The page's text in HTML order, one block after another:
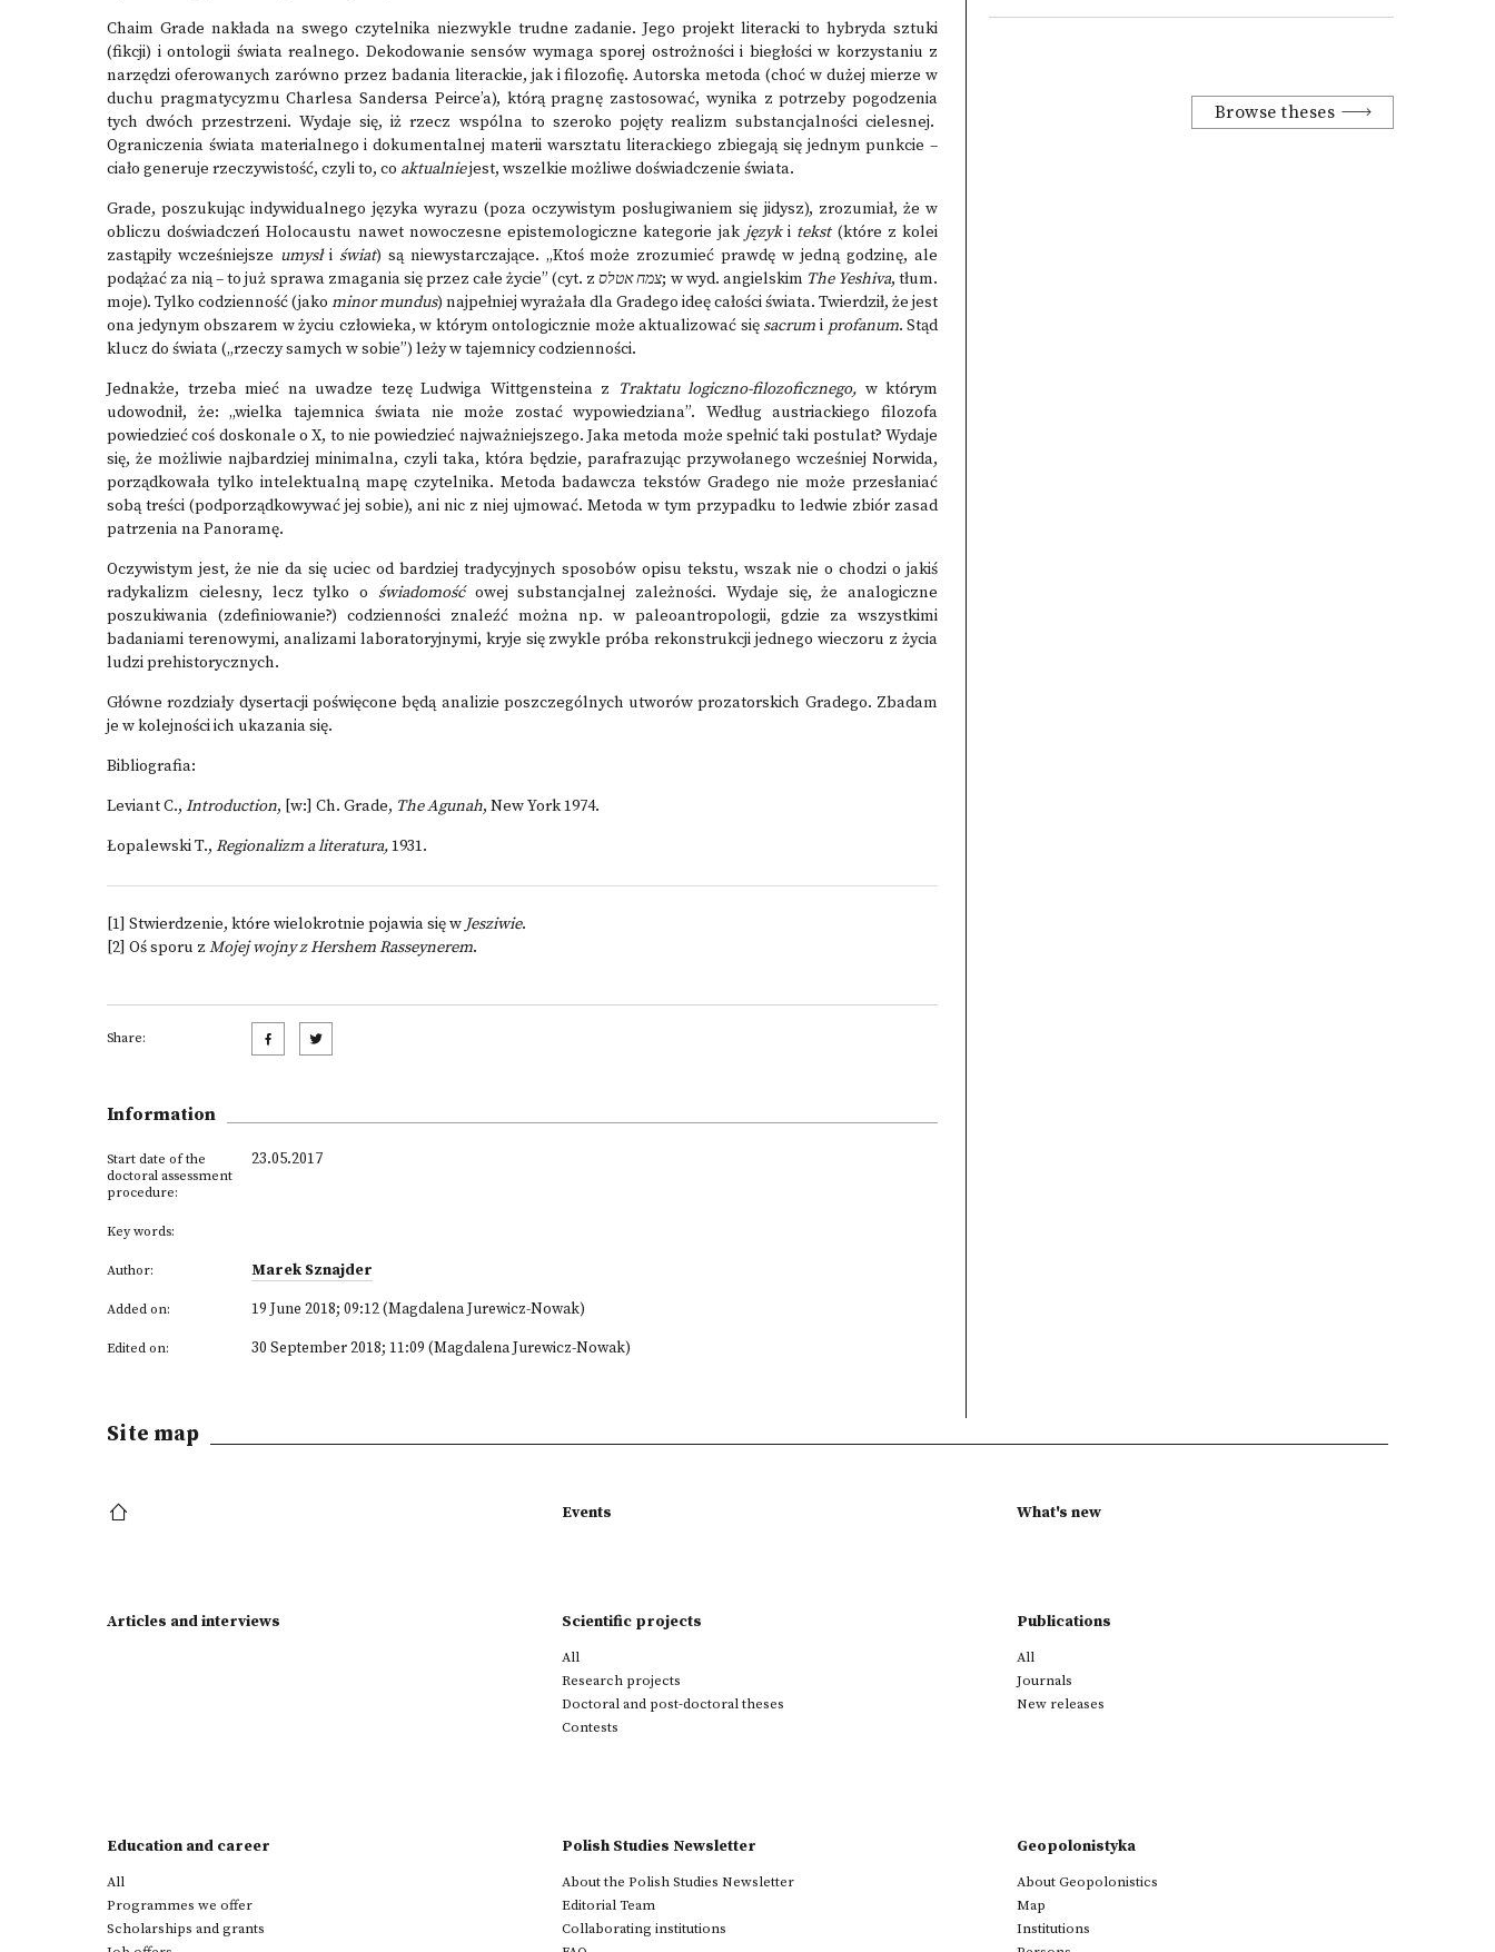
Chaim Grade nakłada na swego czytelnika niezwykle trudne zadanie. Jego projekt literacki to hybryda sztuki
(fikcji) i ontologii świata realnego. Dekodowanie sensów wymaga sporej ostrożności i biegłości w korzystaniu z
narzędzi oferowanych zarówno przez badania literackie, jak i filozofię. Autorska metoda (choć w dużej mierze w
duchu pragmatycyzmu Charlesa Sandersa Peirce’a), którą pragnę zastosować, wynika z potrzeby pogodzenia
tych dwóch przestrzeni. Wydaje się, iż rzecz wspólna to szeroko pojęty realizm substancjalności cielesnej.
Ograniczenia świata materialnego i dokumentalnej materii warsztatu literackiego zbiegają się jednym punkcie –
ciało generuje rzeczywistość, czyli to, co aktualniejest, wszelkie możliwe doświadczenie świata.
Grade, poszukując indywidualnego języka wyrazu (poza oczywistym posługiwaniem się jidysz), zrozumiał, że w
obliczu doświadczeń Holocaustu nawet nowoczesne epistemologiczne kategorie jak języki tekst(które z kolei
zastąpiły wcześniejsze umysłi świat) są niewystarczające. „Ktoś może zrozumieć prawdę w jedną godzinę, ale
podążać za nią – to już sprawa zmagania się przez całe życie” (cyt. z
צמחאטלס ; w wyd. angielskim The Yeshiva, tłum.
moje). Tylko codzienność (jako minor mundus) najpełniej wyrażała dla Gradego ideę całości świata. Twierdził, że jest
ona jedynym obszarem w życiu człowieka, w którym ontologicznie może aktualizować się sacrum i profanum. Stąd
klucz do świata („rzeczy samych w sobie”) leży w tajemnicy codzienności.
Jednakże, trzeba mieć na uwadze tezę Ludwiga Wittgensteina z
Traktatu logiczno-filozoficznego, w którym
udowodnił, że: „wielka tajemnica świata nie może zostać wypowiedziana”. Według austriackiego filozofa
powiedzieć coś doskonale o X, to nie powiedzieć najważniejszego. Jaka metoda może spełnić taki postulat? Wydaje
się, że możliwie najbardziej minimalna, czyli taka, która będzie, parafrazując przywołanego wcześniej Norwida,
porządkowała tylko intelektualną mapę czytelnika. Metoda badawcza tekstów Gradego nie może przesłaniać
sobą treści (podporządkowywać jej sobie), ani nic z niej ujmować. Metoda w tym przypadku to ledwie zbiór zasad
patrzenia na Panoramę.
Oczywistym jest, że nie da się uciec od bardziej tradycyjnych sposobów opisu tekstu, wszak nie o chodzi o jakiś
radykalizm cielesny, lecz tylko o świadomośćowej substancjalnej zależności. Wydaje się, że analogiczne
poszukiwania (zdefiniowanie?) codzienności znaleźć można np. w paleoantropologii, gdzie za wszystkimi
badaniami terenowymi, analizami laboratoryjnymi, kryje się zwykle próba rekonstrukcji jednego wieczoru z życia
ludzi prehistorycznych.
Główne rozdziały dysertacji poświęcone będą analizie poszczególnych utworów prozatorskich Gradego. Zbadam
je w kolejności ich ukazania się.
Bibliografia:
Leviant C., Introduction, [w:] Ch. Grade, The Agunah, New York 1974.
Łopalewski T., Regionalizm a literatura,1931.
[1] Stwierdzenie, które wielokrotnie pojawia się w Jesziwie.
[2] Oś sporu z Mojej wojny z Hershem Rasseynerem.
Share:
Information
Start date of the
doctoral assessment
procedure:
23.05.2017
Key words:
Author: Marek Sznajder
Added on: 19 June 2018; 09:12 (Magdalena Jurewicz-Nowak)
Edited on: 30 September 2018; 11:09 (Magdalena Jurewicz-Nowak)
Browse theses
Site map
Events What's new
Articles and interviews Scientific projects
All
Research projects
Doctoral and post-doctoral theses
Contests
Publications
All
Journals
New releases
Education and career
All
Programmes we offer
Scholarships and grants
Polish Studies Newsletter
About the Polish Studies Newsletter
Editorial Team
Collaborating institutions
Geopolonistyka
About Geopolonistics
Map
Institutions